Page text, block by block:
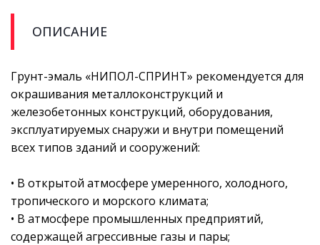
ОПИСАНИЕ
Грунт-эмаль «НИПОЛ-СПРИНТ» рекомендуется для
окрашивания металлоконструкций и
железобетонных конструкций, оборудования,
эксплуатируемых снаружи и внутри помещений
всех типов зданий и сооружений:
• В открытой атмосфере умеренного, холодного,
тропического и морского климата;
• В атмосфере промышленных предприятий,
содержащей агрессивные газы и пары;